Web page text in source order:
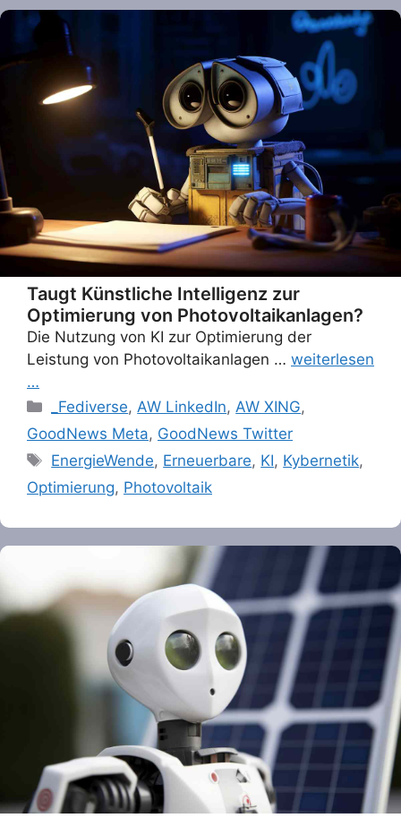
Taugt Künstliche Intelligenz zur
Optimierung von Photovoltaikanlagen?
Die Nutzung von KI zur Optimierung der
Leistung von Photovoltaikanlagen … weiterlesen
…
Categories
_Fediverse,AW LinkedIn,AW XING,
GoodNews Meta, GoodNews Twitter
Tags
EnergieWende, Erneuerbare, KI, Kybernetik,
Optimierung, Photovoltaik